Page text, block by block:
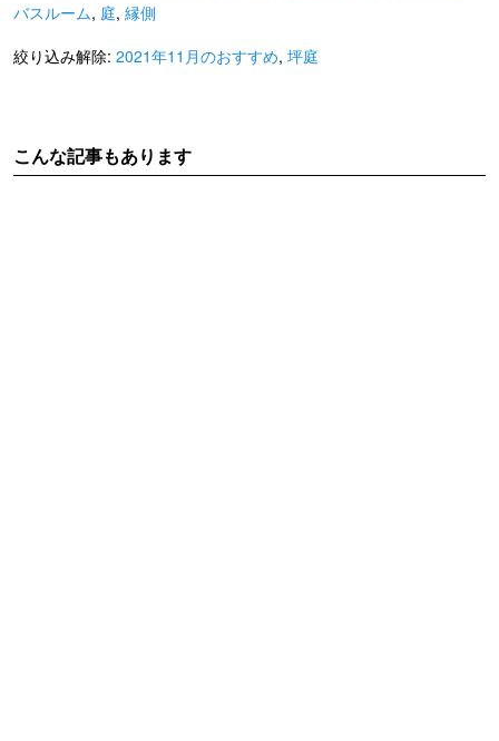
バスルーム, 庭, 縁側
絞り込み解除: 2021年11月のおすすめ, 坪庭
こんな記事もあります